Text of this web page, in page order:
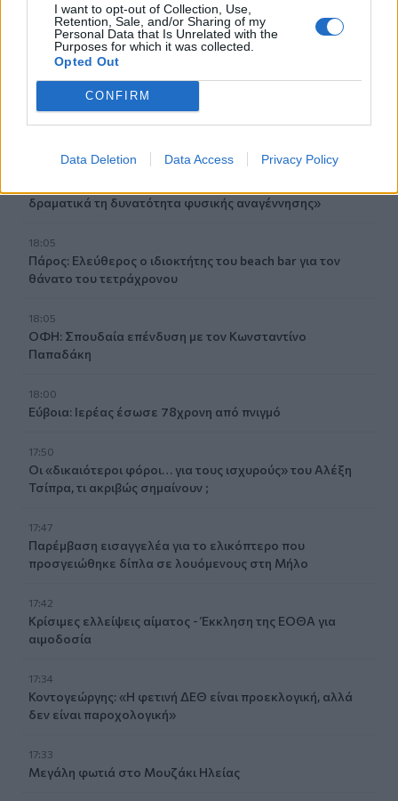
I want to opt-out of Collection, Use,
Retention, Sale, and/or Sharing of my
Personal Data that Is Unrelated with the
Purposes for which it was collected.
Opted Out
CONFIRM
Data Deletion Data Access Privacy Policy
Δύο συλλήψεις για φωτιές σε Μαρούσι και Χίο
Ρέθυμνο: Εσπερίδα για τον Νικόλαο Παπαδογιαννάκη στο
"Θεομήτωρ"
δραματικά τη δυνατότητα φυσικής αναγέννησης»
18:05
Πάρος: Ελεύθερος ο ιδιοκτήτης του beach bar για τον
θάνατο του τετράχρονου
18:05
ΟΦΗ: Σπουδαία επένδυση με τον Κωνσταντίνο
Παπαδάκη
18:00
Εύβοια: Ιερέας έσωσε 78χρονη από πνιγμό
17:50
Οι «δικαιότεροι φόροι… για τους ισχυρούς» του Αλέξη
Τσίπρα, τι ακριβώς σημαίνουν ;
17:47
Παρέμβαση εισαγγελέα για το ελικόπτερο που
προσγειώθηκε δίπλα σε λουόμενους στη Μήλο
17:42
Κρίσιμες ελλείψεις αίματος - Έκκληση της ΕΟΘΑ για
αιμοδοσία
17:34
Κοντογεώργης: «Η φετινή ΔΕΘ είναι προεκλογική, αλλά
δεν είναι παροχολογική»
17:33
Μεγάλη φωτιά στο Μουζάκι Ηλείας